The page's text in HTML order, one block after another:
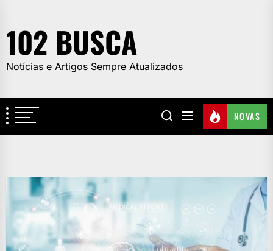
the
content
102 BUSCA
Notícias e Artigos Sempre Atualizados
NOVAS